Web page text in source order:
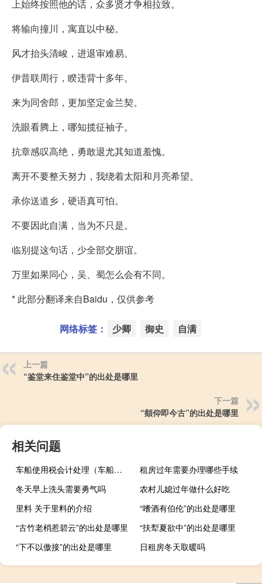
上始终按照他的话，众多贤才争相拉致。
将输向撞川，寓直以中秘。
风才抬头清峻，进退审难易。
伊昔联周行，睽违背十多年。
来为同舍郎，更加坚定金兰契。
洗眼看腾上，哪知揽征袖子。
抗章感叹高绝，勇敢退尤其知道羞愧。
离开不要整天努力，我绕着太阳和月亮希望。
承你送道乡，硬语真可怕。
不要因此自满，当为不只是。
临别提这句话，少全部交朋谊。
万里如果同心，吴、蜀怎么会有不同。
* 此部分翻译来自Baidu，仅供参考
网络标签： 少卿 御史 自满
上一篇
“鉴堂来住鉴堂中”的出处是哪里
下一篇
“頫仰即今古”的出处是哪里
相关问题
车船使用税会计处理（车船使用税会计分录）
租房过年需要办理哪些手续
冬天早上洗头需要勇气吗
农村儿媳过年做什么好吃
里料 关于里料的介绍
“嗜酒有伯伦”的出处是哪里
“古竹老梢惹碧云”的出处是哪里
“扶犁夏欲中”的出处是哪里
“下不以傲接”的出处是哪里
日租房冬天取暖吗